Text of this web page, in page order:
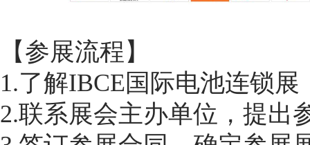
【参展流程】
1.了解IBCE国际电池连锁
2.联系展会主办单位，提出